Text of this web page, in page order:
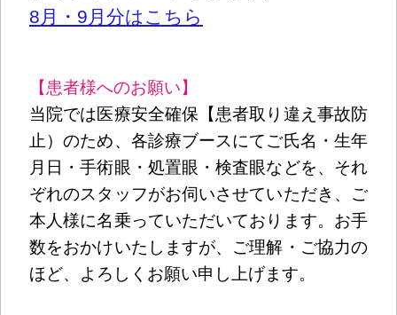
8月・9月分はこちら
【患者様へのお願い】
当院では医療安全確保【患者取り違え事故防
止）のため、各診療ブースにてご氏名・生年
月日・手術眼・処置眼・検査眼などを、それ
ぞれのスタッフがお伺いさせていただき、ご
本人様に名乗っていただいております。お手
数をおかけいたしますが、ご理解・ご協力の
ほど、よろしくお願い申し上げます。